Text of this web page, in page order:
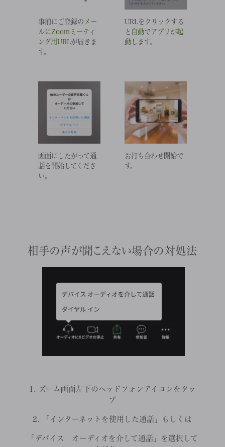
事前にご登録の メー
ルに Zoomミーティ
ング用URLが届きま
す。
URLをクリックする
と 自動でアプリが起
動 します。
画面にしたがって通
話を開始してくださ
い。
お打ち合わせ開始で
す。
相手の声が聞こえない場合の対処法
1. ズーム画面左下のヘッドフォンアイコンをタッ
プ
2. 「インターネットを使用した通話」もしくは
「デバイス オーディオを介して通話」を選択して